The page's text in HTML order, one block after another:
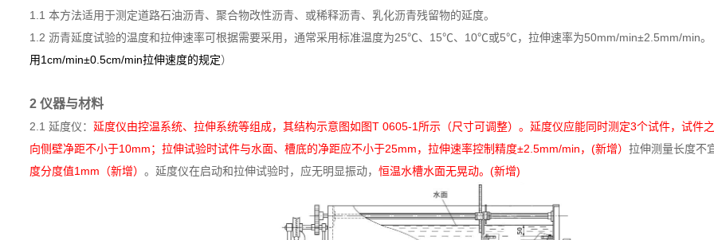
1.1 本方法适用于测定道路石油沥青、聚合物改性沥青、或稀释沥青、乳化沥青残留物的延度。
1.2 沥青延度试验的温度和拉伸速率可根据需要采用，通常采用标准温度为25℃、15℃、10℃或5℃，拉伸速率为50mm/min±2.5mm/min。
用1cm/min±0.5cm/min拉伸速度的规定）
2 仪器与材料
2.1 延度仪： 延度仪由控温系统、拉伸系统等组成，其结构示意图如图T 0605-1所示（尺寸可调整）。延度仪应能同时测定3个试件，试件
向侧壁净距不小于10mm；拉伸试验时试件与水面、槽底的净距应不小于25mm，拉伸速率控制精度±2.5mm/min，(新增） 拉伸测量长度不
度分度值1mm（新增） 。延度仪在启动和拉伸试验时，应无明显振动， 恒温水槽水面无晃动。(新增)